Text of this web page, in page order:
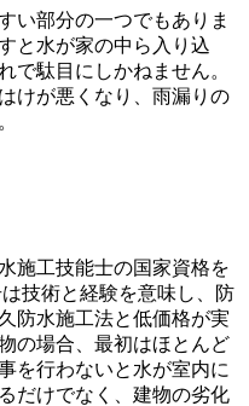
い部分の一つでもありま
と水が家の中ら入り込
で駄目にしかねません。
けが悪くなり、雨漏りの
施工技能士の国家資格を
技術と経験を意味し、防
防水施工法と低価格が実
の場合、最初はほとんど
を行わないと水が室内に
だけでなく、建物の劣化